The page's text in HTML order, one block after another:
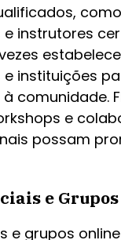
como
instrutores
instituições
comunidade.
e
possam
e
e grupos